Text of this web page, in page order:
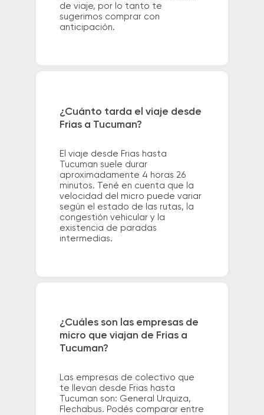
de viaje, por lo tanto te
sugerimos comprar con
anticipación.
¿Cuánto tarda el viaje desde
Frias a Tucuman?
El viaje desde Frias hasta
Tucuman suele durar
aproximadamente 4 horas 26
minutos. Tené en cuenta que la
velocidad del micro puede variar
según el estado de las rutas, la
congestión vehicular y la
existencia de paradas
intermedias.
¿Cuáles son las empresas de
micro que viajan de Frias a
Tucuman?
Las empresas de colectivo que
te llevan desde Frias hasta
Tucuman son: General Urquiza,
Flechabus. Podés comparar entre